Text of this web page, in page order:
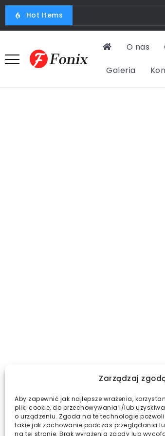
Zarządzaj
Aby zapewnić jak najlepsze wrażenia,
pliki cookie, do przechowywania i/lub
o urządzeniu. Zgoda na te technologie
takie jak zachowanie podczas przeglądania
na tej stronie. Brak wyrażenia zgody lub
Hot Items
O nas
Galeria